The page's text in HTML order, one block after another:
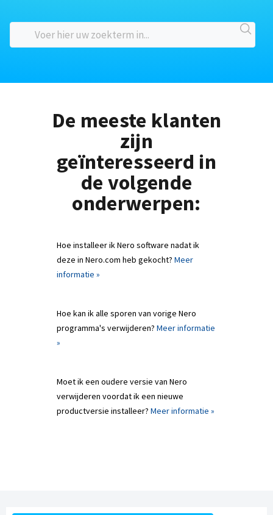
De meeste klanten
zijn
geïnteresseerd in
de volgende
onderwerpen:
Hoe installeer ik Nero software nadat ik
deze in Nero.com heb gekocht? Meer
informatie »
Hoe kan ik alle sporen van vorige Nero
programma's verwijderen? Meer informatie
»
Moet ik een oudere versie van Nero
verwijderen voordat ik een nieuwe
productversie installeer? Meer informatie »